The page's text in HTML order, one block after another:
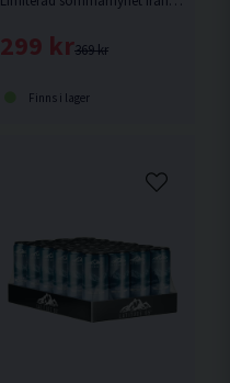
369 kr
299 kr
Finns i lager